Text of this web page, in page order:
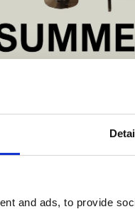
and ads, to provide
Sale bij